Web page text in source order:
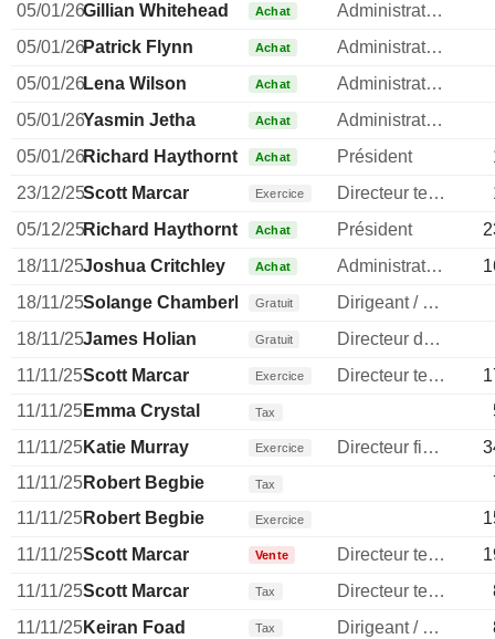
05/01/26Gillian Whitehead Achat
Administrateur
05/01/26Patrick Flynn Achat
Administrateur
05/01/26Lena Wilson Achat
Administrateur
05/01/26Yasmin Jetha Achat
Administrateur
05/01/26Richard Haythornthwaite
Achat Président
23/12/25Scott Marcar Exercice Directeur technique
05/12/25Richard Haythornthwaite
Achat Président
18/11/25Joshua Critchley Achat Administrateur
18/11/25Solange ChamberlainGratuit
Dirigeant / cadre principal
18/11/25James Holian Gratuit
Directeur des operations
11/11/25Scott Marcar Exercice Directeur technique
11/11/25Emma Crystal Tax
11/11/25Katie Murray Exercice Directeur financier
11/11/25Robert Begbie Tax
11/11/25Robert Begbie Exercice
11/11/25Scott Marcar Vente Directeur technique
11/11/25Scott Marcar Tax Directeur technique
11/11/25Keiran Foad Tax Dirigeant / cadre principal